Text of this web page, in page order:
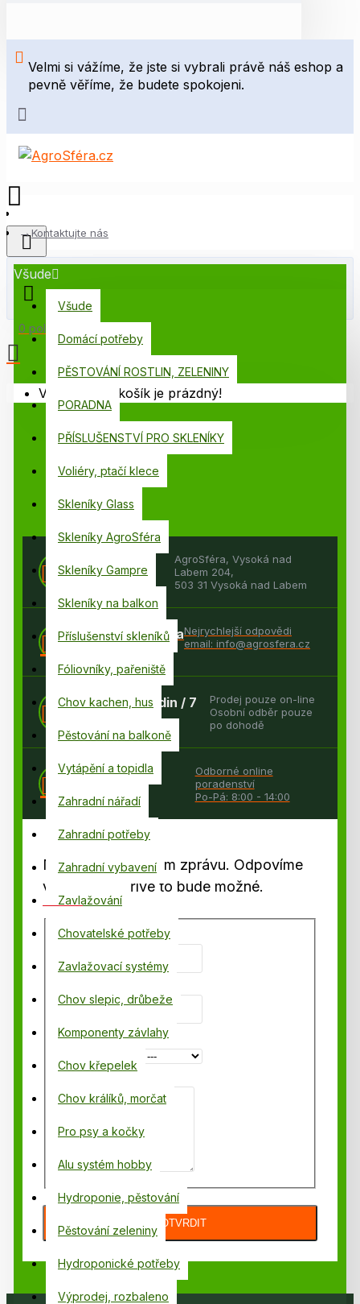
Velmi si vážíme, že jste si vybrali právě náš eshop a
pevně věříme, že budete spokojeni.
Všude
Všude
Domácí potřeby
PĚSTOVÁNÍ ROSTLIN, ZELENINY
PORADNA
PŘÍSLUŠENSTVÍ PRO SKLENÍKY
Voliéry, ptačí klece
Skleníky Glass
Skleníky AgroSféra
Skleníky Gampre
Skleníky na balkon
Příslušenství skleníků
Fóliovníky, pařeniště
Chov kachen, hus
Pěstování na balkoně
Vytápění a topidla
Zahradní nářadí
Zahradní potřeby
Zahradní vybavení
Zavlažování
Chovatelské potřeby
Zavlažovací systémy
Chov slepic, drůbeže
Komponenty závlahy
Chov křepelek
Chov králíků, morčat
Pro psy a kočky
Alu systém hobby
Hydroponie, pěstování
Pěstování zeleniny
Hydroponické potřeby
Výprodej, rozbaleno
0 položek - 0,00 Kč
Váš nákupní košík je prázdný!
Kontaktujte nás
Doručovací
adresa
AgroSféra, Vysoká nad
Labem 204,
503 31 Vysoká nad Labem
On-line podporaNejrychlejší odpovědi
email: info@agrosfera.cz
E-shop: 24 hodin / 7
Prodej pouze on-line
Osobní odběr pouze
po dohodě
Zákaznická
podpora
Odborné online
poradenství
Po-Pá: 8:00 - 14:00
Napište nám prosím zprávu. Odpovíme
vám, jak nejdříve to bude možné.
Vaše jméno
Dotaz
POTVRDIT